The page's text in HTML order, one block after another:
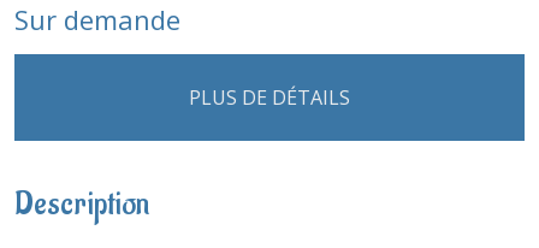
Sur demande
PLUS DE DÉTAILS
Description